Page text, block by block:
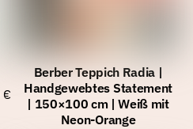
€
Berber Teppich Radia |
Handgewebtes Statement
| 150×100 cm | Weiß mit
Neon-Orange